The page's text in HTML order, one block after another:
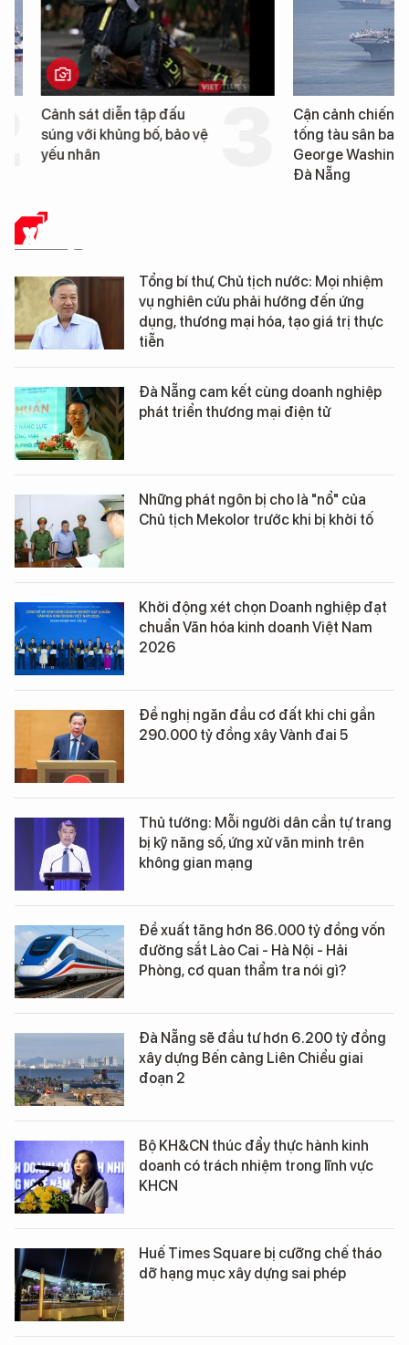
Cảnh sát diễn tập đấu
súng với khủng bố, bảo vệ
yếu nhân
Cận cảnh chiến hạm
tống tàu sân bay USS
George Washington
Đà Nẵng
XÃ HỘI
Tổng bí thư, Chủ tịch nước: Mọi nhiệm
vụ nghiên cứu phải hướng đến ứng
dụng, thương mại hóa, tạo giá trị thực
tiễn
Đà Nẵng cam kết cùng doanh nghiệp
phát triển thương mại điện tử
Những phát ngôn bị cho là "nổ" của
Chủ tịch Mekolor trước khi bị khởi tố
Khởi động xét chọn Doanh nghiệp đạt
chuẩn Văn hóa kinh doanh Việt Nam
2026
Đề nghị ngăn đầu cơ đất khi chi gần
290.000 tỷ đồng xây Vành đai 5
Thủ tướng: Mỗi người dân cần tự trang
bị kỹ năng số, ứng xử văn minh trên
không gian mạng
Đề xuất tăng hơn 86.000 tỷ đồng vốn
đường sắt Lào Cai - Hà Nội - Hải
Phòng, cơ quan thẩm tra nói gì?
Đà Nẵng sẽ đầu tư hơn 6.200 tỷ đồng
xây dựng Bến cảng Liên Chiểu giai
đoạn 2
Bộ KH&CN thúc đẩy thực hành kinh
doanh có trách nhiệm trong lĩnh vực
KHCN
Huế Times Square bị cưỡng chế tháo
dỡ hạng mục xây dựng sai phép